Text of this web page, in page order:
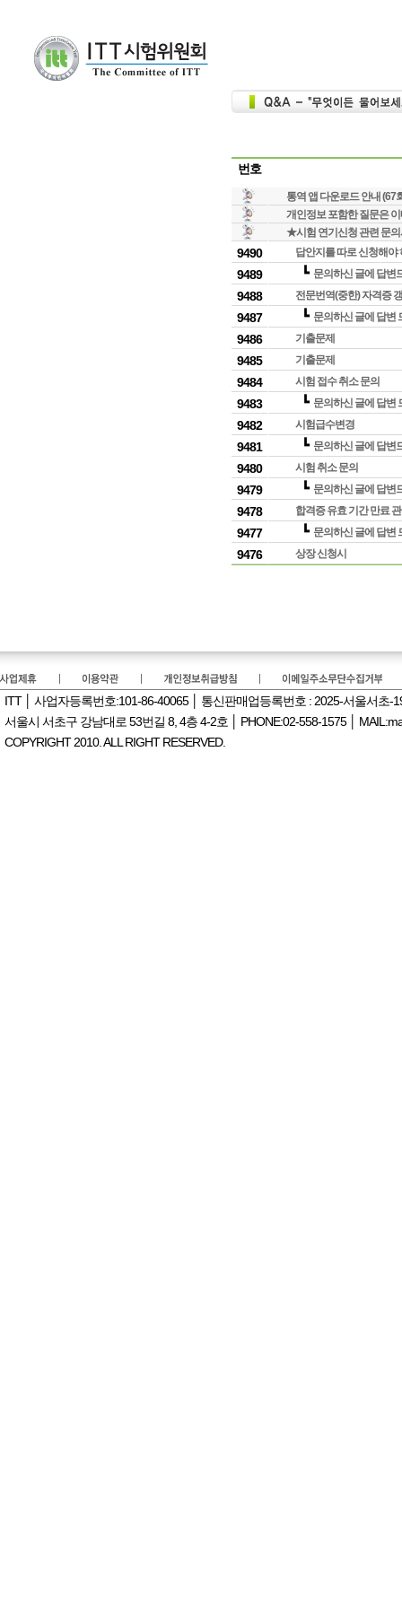
번호
통역 앱 다운로드 안내 (67
개인정보 포함한 질문은
★시험 연기신청 관련 문
9490 답안지를 따로 신청해야
9489 ┗ 문의하신 글에 답변
9488 전문번역(중한) 자격증
9487 ┗ 문의하신 글에 답변
9486 기출문제
9485 기출문제
9484 시험 접수 취소 문의
9483 ┗ 문의하신 글에 답변
9482 시험급수변경
9481 ┗ 문의하신 글에 답변
9480 시험 취소 문의
9479 ┗ 문의하신 글에 답변
9478 합격증 유효 기간 만료
9477 ┗ 문의하신 글에 답변
9476 상장 신청시
ITT │ 사업자등록번호:101-86-40065 │ 통신판매업등록번호 : 2025-서울서초-
서울시 서초구 강남대로 53번길 8, 4층 4-2호 │ PHONE:02-558-1575 │
COPYRIGHT 2010. ALL RIGHT RESERVED.